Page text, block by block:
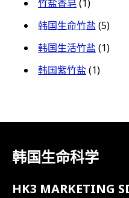
竹盐香皂 (1)
韩国生命竹盐(5)
韩国生活竹盐(1)
韩国紫竹盐(1)
韩国生命科学
HK3 MARKETING